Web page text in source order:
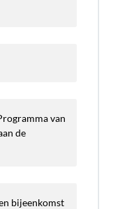
van
de
bijeenkomst